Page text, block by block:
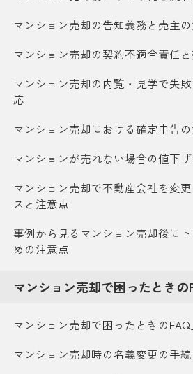
マンション売却の告知義務と売主
マンション売却の契約不適合責任
マンション売却の内覧・見学で失
応
マンション売却における確定申告
マンションが売れない場合の値下
マンション売却で不動産会社を変
スと注意点
事例から見るマンション売却後に
めの注意点
マンション売却で困ったときの
マンション売却で困ったときの
マンション売却時の名義変更の手続